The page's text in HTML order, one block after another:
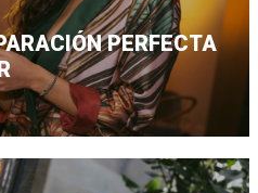
PERFECTA